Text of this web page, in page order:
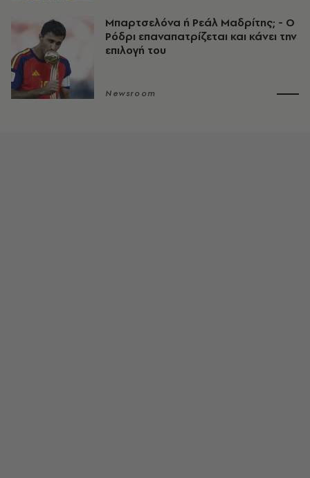
Μπαρτσελόνα ή Ρεάλ Μαδρίτης; - Ο
Ρόδρι επαναπατρίζεται και κάνει την
επιλογή του
Newsroom